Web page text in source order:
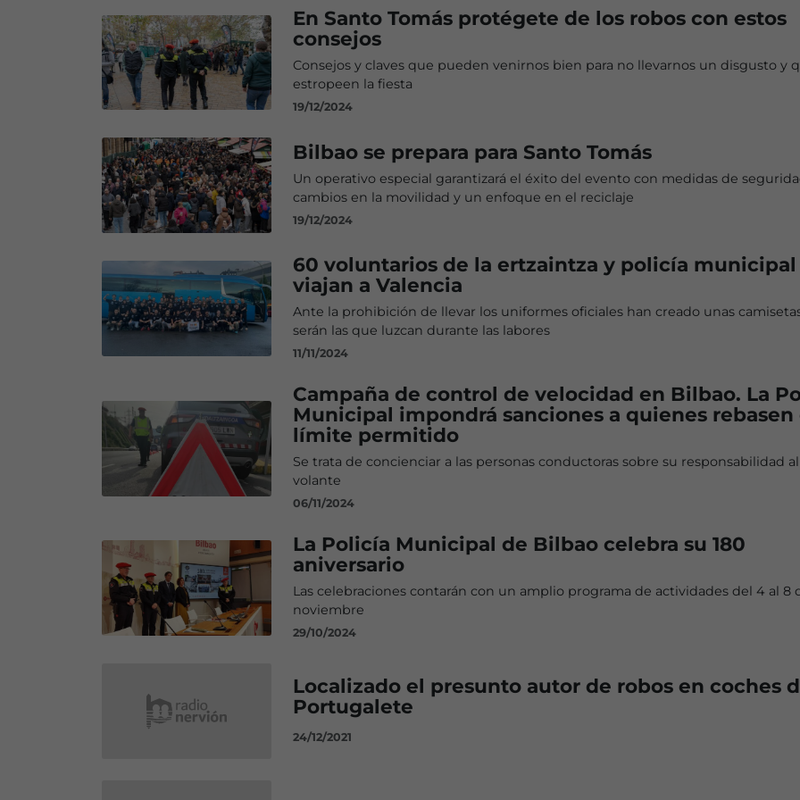
En Santo Tomás protégete de los robos con estos
consejos
Consejos y claves que pueden venirnos bien para no llevarnos un disgusto y
estropeen la fiesta
19/12/2024
Bilbao se prepara para Santo Tomás
Un operativo especial garantizará el éxito del evento con medidas de
cambios en la movilidad y un enfoque en el reciclaje
19/12/2024
60 voluntarios de la ertzaintza y policía municipal
viajan a Valencia
Ante la prohibición de llevar los uniformes oficiales han creado unas
serán las que luzcan durante las labores
11/11/2024
Campaña de control de velocidad en Bilbao. La
Municipal impondrá sanciones a quienes rebasen
límite permitido
Se trata de concienciar a las personas conductoras sobre su responsabilidad al
volante
06/11/2024
La Policía Municipal de Bilbao celebra su 180
aniversario
Las celebraciones contarán con un amplio programa de actividades del 4 al 8
noviembre
29/10/2024
Localizado el presunto autor de robos en coches
Portugalete
24/12/2021